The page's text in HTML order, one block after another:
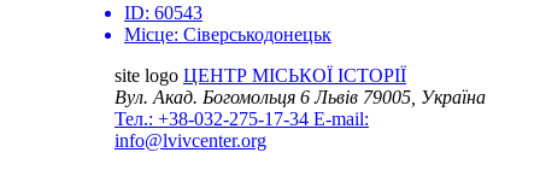
ID: 60543
Місце: Сіверськодонецьк
site logo ЦЕНТР МІСЬКОЇ ІСТОРІЇ
Вул. Акад. Богомольця 6Львів 79005, Україна
Тел.: +38-032-275-17-34 E-mail:
info@lvivcenter.org